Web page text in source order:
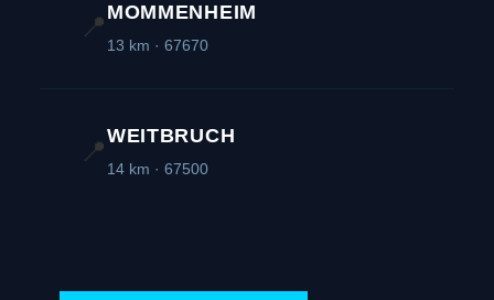
📍 MOMMENHEIM
13 km · 67670
📍WEITBRUCH
14 km · 67500